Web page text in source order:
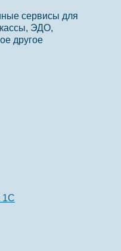
сервисы для
ЭДО,
другое
1С